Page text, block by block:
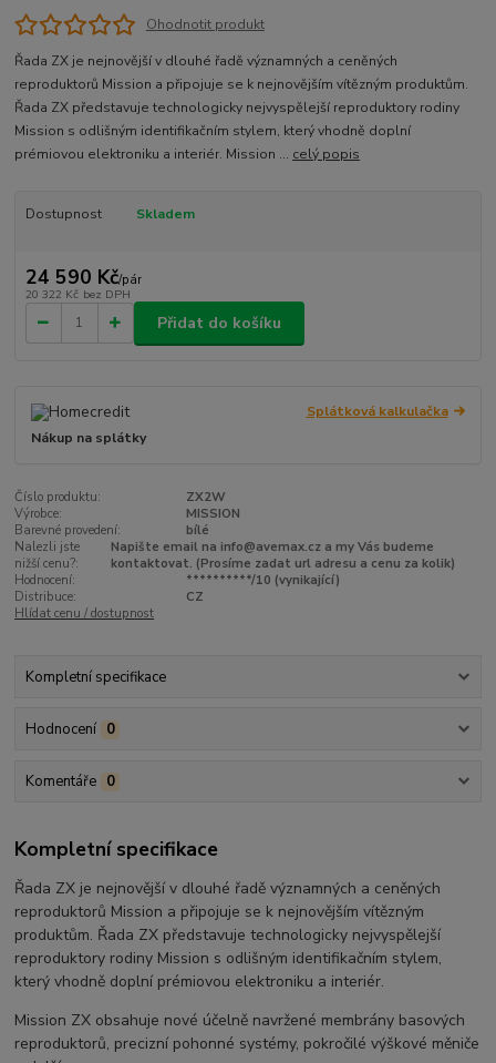
Ohodnotit produkt
Řada ZX je nejnovější v dlouhé řadě významných a ceněných
reproduktorů Mission a připojuje se k nejnovějším vítězným produktům.
Řada ZX představuje technologicky nejvyspělejší reproduktory rodiny
Mission s odlišným identifikačním stylem, který vhodně doplní
prémiovou elektroniku a interiér. Mission ... celý popis
Dostupnost Skladem
24 590 Kč/pár
20 322 Kč bez DPH
Přidat do košíku
Splátková kalkulačka
Nákup na splátky
Číslo produktu:
ZX2W
Výrobce:
MISSION
Barevné provedení:
bílé
Nalezli jste
nižší cenu?:
Napište email na info@avemax.cz a my Vás budeme
kontaktovat. (Prosíme zadat url adresu a cenu za kolik)
Hodnocení:
**********/10 (vynikající)
Distribuce:
CZ
Hlídat cenu / dostupnost
Kompletní specifikace
Hodnocení 0
Komentáře 0
Kompletní specifikace
Řada ZX je nejnovější v dlouhé řadě významných a ceněných
reproduktorů Mission a připojuje se k nejnovějším vítězným
produktům. Řada ZX představuje technologicky nejvyspělejší
reproduktory rodiny Mission s odlišným identifikačním stylem,
který vhodně doplní prémiovou elektroniku a interiér.
Mission ZX obsahuje nové účelně navržené membrány basových
reproduktorů, precizní pohonné systémy, pokročilé výškové měniče